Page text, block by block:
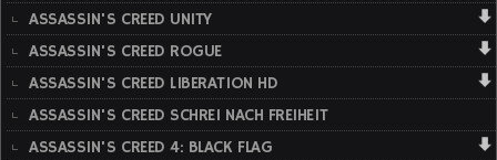
ASSASSIN'S CREED UNITY
ASSASSIN'S CREED ROGUE
ASSASSIN'S CREED LIBERATION HD
ASSASSIN'S CREED SCHREI NACH FREIHEIT
ASSASSIN'S CREED 4: BLACK FLAG